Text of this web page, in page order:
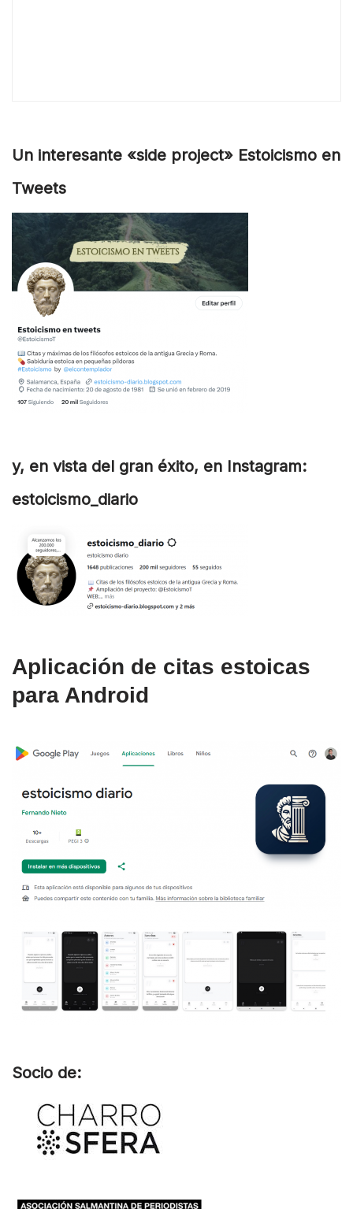
Un interesante «side project» Estoicismo en
Tweets
y, en vista del gran éxito, en Instagram:
estoicismo_diario
Aplicación de citas estoicas
para Android
Socio de: